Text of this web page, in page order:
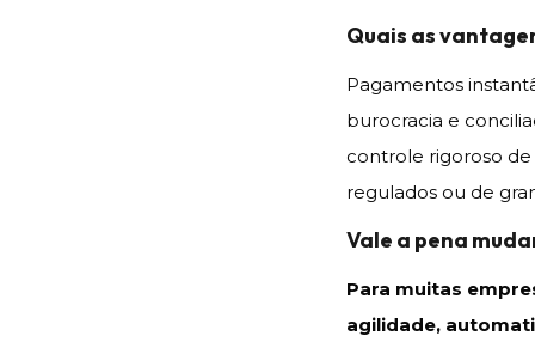
Quais as
Pagamentos
burocracia e
controle rigoroso
regulados ou de
Vale a pena
Para muitas
agilidade,